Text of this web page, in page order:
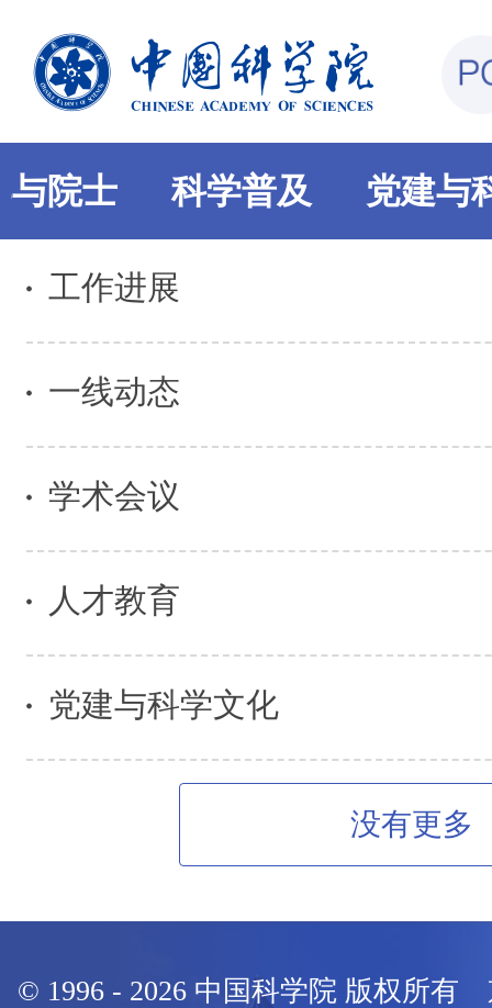
与院士 科学普及 党建与
工作进展
一线动态
学术会议
人才教育
党建与科学文化
没有更多
© 1996 - 2026 中国科学院 版权所有